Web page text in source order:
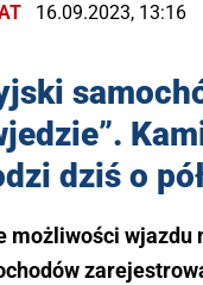
16.09.2023, 13:16
dziś o
możliwości wjazdu